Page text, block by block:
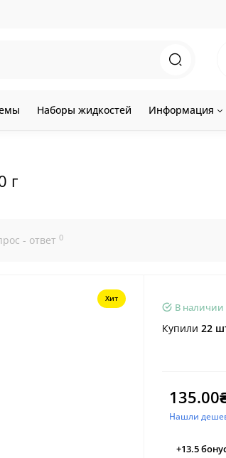
Наборы жидкостей Информация
г
- ответ 0
Хит
В наличии
Купили 22
Нашли
+13.5